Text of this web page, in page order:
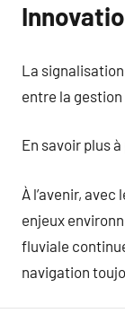
La
entre la
En savoir plus
À l’avenir,
enjeux
fluviale
navigation